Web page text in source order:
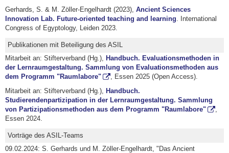
Gerhards, S. & M. Zöller-Engelhardt (2023), Ancient Sciences
Innovation Lab. Future-oriented teaching and learning. International
Congress of Egyptology, Leiden 2023.
Publikationen mit Beteiligung des ASIL
Mitarbeit an: Stifterverband (Hg.), Handbuch. Evaluationsmethoden in
der Lernraumgestaltung. Sammlung von Evaluationsmethoden aus
dem Programm "Raumlabore"
, Essen 2025 (Open Access).
Mitarbeit an: Stifterverband (Hg.), Handbuch.
Studierendenpartizipation in der Lernraumgestaltung. Sammlung
von Partizipationsmethoden aus dem Programm "Raumlabore"
,
Essen 2024.
Vorträge des ASIL-Teams
09.02.2024: S. Gerhards und M. Zöller-Engelhardt, "Das Ancient